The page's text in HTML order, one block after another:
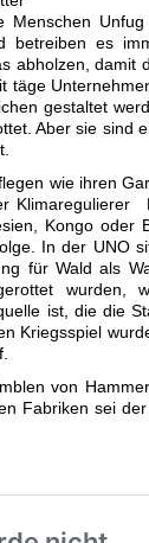
Menschen
betreiben es
abholzen, damit
täge
gestaltet
Aber sie sind
wie ihren
Klimaregulierer
Kongo oder
In der UNO
für Wald als
wurden,
ist, die die
Kriegsspiel
von
Fabriken sei